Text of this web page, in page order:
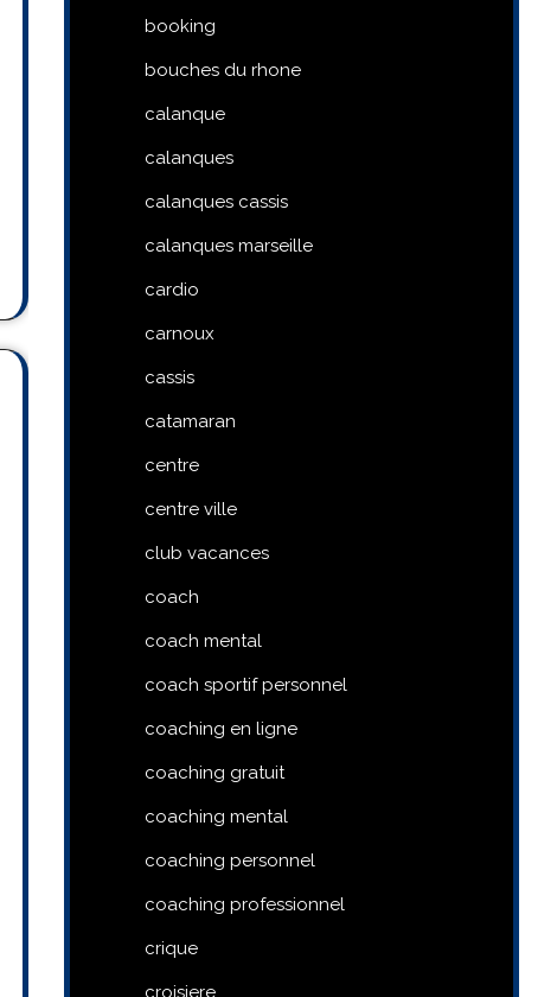
booking
bouches du rhone
calanque
calanques
calanques cassis
calanques marseille
cardio
carnoux
cassis
catamaran
centre
centre ville
club vacances
coach
coach mental
coach sportif personnel
coaching en ligne
coaching gratuit
coaching mental
coaching personnel
coaching professionnel
crique
croisiere